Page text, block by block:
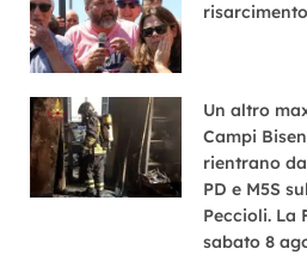
Un altro
Campi
rientrano
PD e M5S
Peccioli. La
sabato 8